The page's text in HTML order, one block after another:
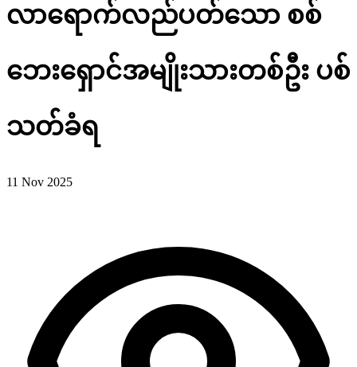
လာရောက်လည်ပတ်သော စစ်
ဘေးရှောင်အမျိုးသားတစ်ဦး ပစ်
သတ်ခံရ
11 Nov 2025